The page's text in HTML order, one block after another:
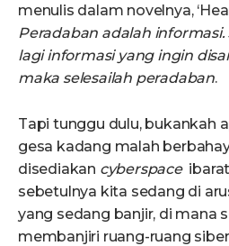
menulis dalam novelnya,
Peradaban adalah
lagi informasi yang ingin
maka selesailah peradaban.
Tapi tunggu dulu, bukankah
gesa kadang malah
disediakan cyberspace
sebetulnya kita sedang di
yang sedang banjir, di mana
membanjiri ruang-ruang